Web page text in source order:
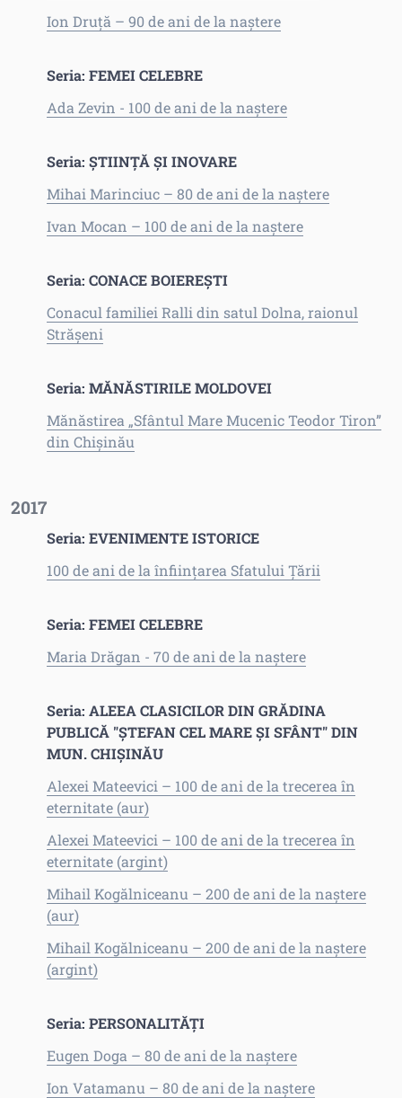
Ion Druță – 90 de ani de la naștere
Seria: FEMEI CELEBRE
Ada Zevin - 100 de ani de la naștere
Seria: ȘTIINȚĂ ȘI INOVARE
Mihai Marinciuc – 80 de ani de la naștere
Ivan Mocan – 100 de ani de la naștere
Seria: CONACE BOIEREȘTI
Conacul familiei Ralli din satul Dolna, raionul
Străşeni
Seria: MĂNĂSTIRILE MOLDOVEI
Mănăstirea „Sfântul Mare Mucenic Teodor Tiron”
din Chișinău
2017
Seria: EVENIMENTE ISTORICE
100 de ani de la înființarea Sfatului Țării
Seria: FEMEI CELEBRE
Maria Drăgan - 70 de ani de la naștere
Seria: ALEEA CLASICILOR DIN GRĂDINA
PUBLICĂ "ŞTEFAN CEL MARE ŞI SFÂNT" DIN
MUN. CHIŞINĂU
Alexei Mateevici – 100 de ani de la trecerea în
eternitate (aur)
Alexei Mateevici – 100 de ani de la trecerea în
eternitate (argint)
Mihail Kogălniceanu – 200 de ani de la naștere
(aur)
Mihail Kogălniceanu – 200 de ani de la naștere
(argint)
Seria: PERSONALITĂȚI
Eugen Doga – 80 de ani de la naștere
Ion Vatamanu – 80 de ani de la naștere